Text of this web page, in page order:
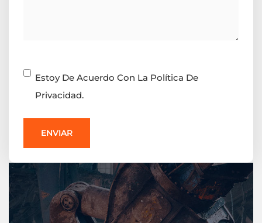
Consentimiento
Estoy De Acuerdo Con La Política De
Privacidad.